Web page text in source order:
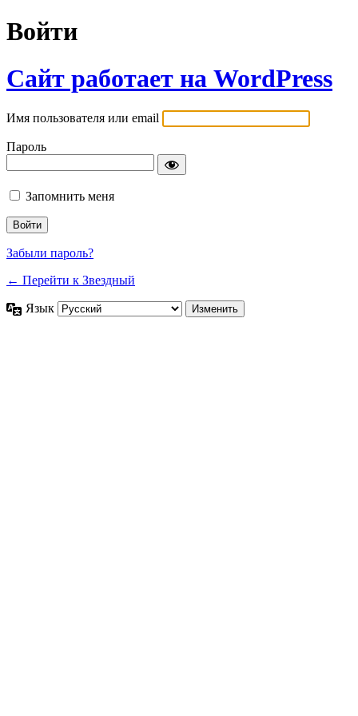
Войти
Сайт работает на WordPress
Имя пользователя или email
Пароль
Запомнить меня
Забыли пароль?
← Перейти к Звездный
Язык